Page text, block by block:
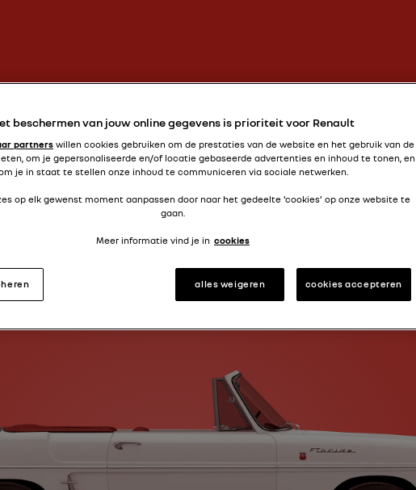
Type A
FLORIDE
beschermen van jouw online gegevens is prioriteit voor Renault
partners willen cookies gebruiken om de prestaties van de website en het gebruik van de
om je gepersonaliseerde en/of locatie gebaseerde advertenties en inhoud te tonen, en
je in staat te stellen onze inhoud te communiceren via sociale netwerken.
op elk gewenst moment aanpassen door naar het gedeelte ‘cookies’ op onze website te
gaan.
Meer informatie vind je in cookies
alles weigeren cookies accepteren